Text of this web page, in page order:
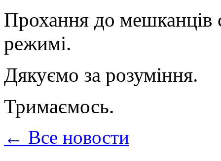
Прохання до мешканців
режимі.
Дякуємо за розуміння.
Тримаємось.
← Все новости